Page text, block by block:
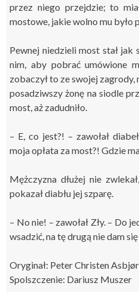
przez niego przejdzie; to
mostowe, jakie wolno mu było
Pewnej niedzieli most stał jak
nim, aby pobrać umówione
zobaczył to ze swojej zagrody,
posadziwszy żonę na siodle
most, aż zadudniło.
– E, co jest?! – zawołał
moja opłata za most?! Gdzie
Mężczyzna dłużej nie
pokazał diabłu jej szparę.
– No nie! – zawołał Zły. – Do
wsadzić, na tę drugą nie dam
Oryginał: Peter Christen
Spolszczenie: Dariusz Muszer